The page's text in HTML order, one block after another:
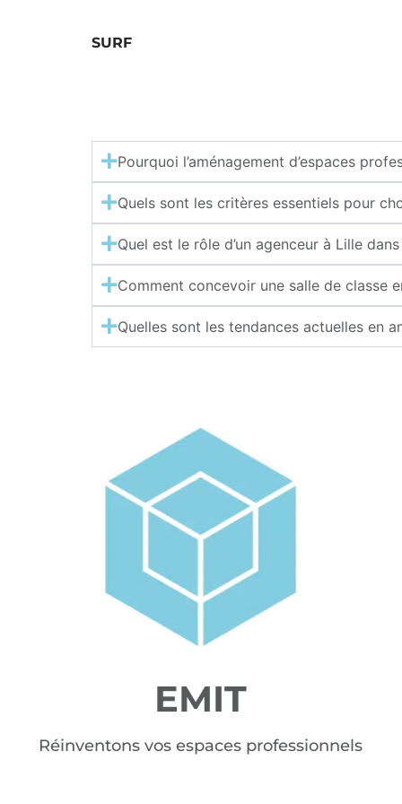
SURF
Pourquoi l’aménagement d’espaces
Quels sont les critères essentiels pour
Quel est le rôle d’un agenceur à Lille
Comment concevoir une salle de classe
Quelles sont les tendances actuelles en
EMIT
Réinventons vos espaces professionnels